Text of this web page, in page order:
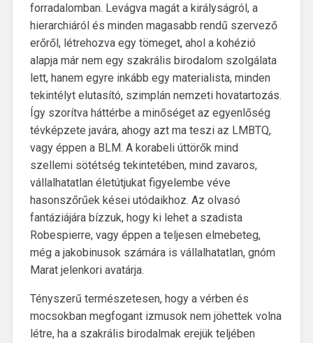
forradalomban. Levágva magát a királyságról, a
hierarchiáról és minden magasabb rendű szervező
erőről, létrehozva egy tömeget, ahol a kohézió
alapja már nem egy szakrális birodalom szolgálata
lett, hanem egyre inkább egy materialista, minden
tekintélyt elutasító, szimplán nemzeti hovatartozás.
Így szorítva háttérbe a minőséget az egyenlőség
tévképzete javára, ahogy azt ma teszi az LMBTQ,
vagy éppen a BLM. A korabeli úttörők mind
szellemi sötétség tekintetében, mind zavaros,
vállalhatatlan életútjukat figyelembe véve
hasonszőrűek kései utódaikhoz. Az olvasó
fantáziájára bízzuk, hogy ki lehet a szadista
Robespierre, vagy éppen a teljesen elmebeteg,
még a jakobinusok számára is vállalhatatlan, gnóm
Marat jelenkori avatárja.
Tényszerű természetesen, hogy a vérben és
mocsokban megfogant izmusok nem jöhettek volna
létre, ha a szakrális birodalmak erejük teljében